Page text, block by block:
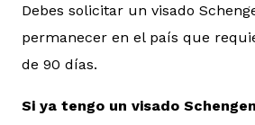
Debes solicitar un visado
permanecer en el país que
de 90 días.
Si ya tengo un visado